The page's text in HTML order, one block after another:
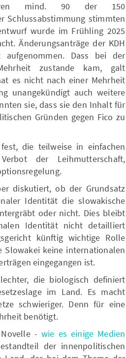
mind. 90 der 150
Schlussabstimmung stimmten
wurde im Frühling 2025
Änderungsanträge der KDH
Dass bei der
zustande kam, galt
es nicht nach einer Mehrheit
unangekündigt auch weitere
sie, dass sie den Inhalt für
Gründen gegen Fico zu
die teilweise in einfachen
der Leihmutterschaft,
diskutiert, ob der Grundsatz
Identität die slowakische
oder nicht. Dies bleibt
Identität nicht detailliert
künftig wichtige Rolle
keine internationalen
eingegangen ist.
die biologisch definiert
im Land. Es macht
schwieriger. Denn für eine
benötigt.
- wie es einige Medien
der innenpolitischen